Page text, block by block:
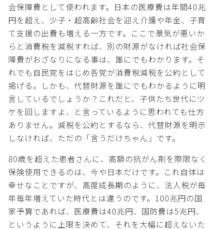
会保障費として使われます。日本の医療費は年間40兆
円を超え、少子・超高齢社会を迎え介護や年金、子育
て支援の出費も増える一方です。ここで景気が悪いか
らと消費税を減税すれば、別の財源がなければ社会保
障費がおざなりになる事は、誰にでもわかります。そ
れでも自民党をはじめ各党が消費税減税を公約として
掲げる。しかも、代替財源を誰にでもわかるように明
言しているでしょうか？これだと、子供たち世代にツ
ケを回しますよ、と言っているように思われても仕方
ありません。減税を公約とするなら、代替財源を明示
しなければ、ただの「言うだけちゃん」です。
80歳を超えた患者さんに、高額の抗がん剤を際限なく
保険使用できるのは、今や日本だけです。これ自体は
幸せなことですが、高度成長期のように、法人税が毎
年毎年増えていた時代とは違うのです。100兆円の国
家予算であれば、医療費は40兆円、国防費は5兆円、
というように上限を決めて、それを大幅に超えないた